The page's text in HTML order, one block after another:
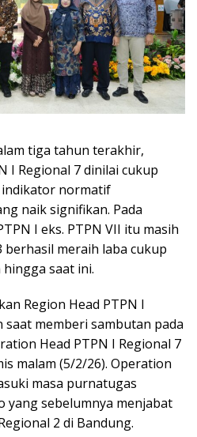
tiga tahun terakhir,
I Regional 7 dinilai cukup
normatif
naik signifikan. Pada
I eks. PTPN VII itu masih
meraih laba cukup
saat ini.
Region Head PTPN I
memberi sambutan pada
Head PTPN I Regional 7
malam (5/2/26). Operation
masa purnatugas
yang sebelumnya menjabat
2 di Bandung.